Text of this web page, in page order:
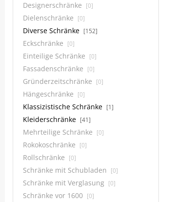
Designerschränke [0]
Dielenschränke [0]
Diverse Schränke [152]
Eckschränke [0]
Einteilige Schränke [0]
Fassadenschränke [0]
Gründerzeitschränke [0]
Hängeschränke [0]
Klassizistische Schränke [1]
Kleiderschränke [41]
Mehrteilige Schränke [0]
Rokokoschränke [0]
Rollschränke [0]
Schränke mit Schubladen [0]
Schränke mit Verglasung [0]
Schränke vor 1600 [0]